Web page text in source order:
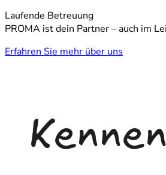
Laufende Betreuung
PROMA ist dein Partner – auch im
Erfahren Sie mehr über uns